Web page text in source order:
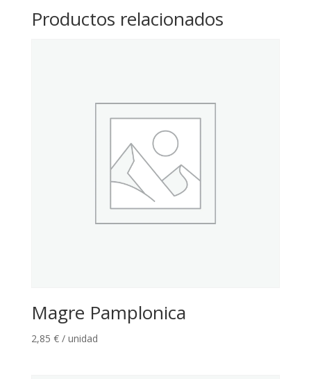
Productos relacionados
Magre Pamplonica
2,85 € / unidad